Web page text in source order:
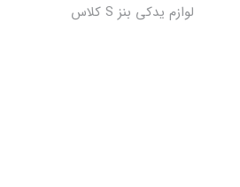
لوازم یدکی بنز S کلاس